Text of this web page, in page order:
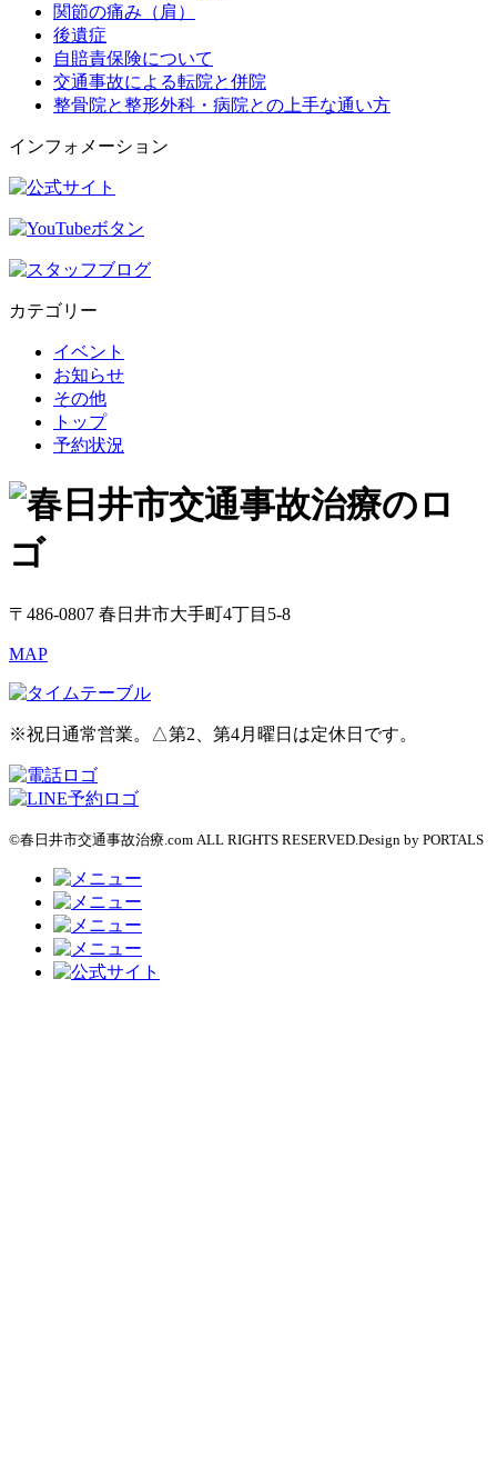
関節の痛み（肩）
後遺症
自賠責保険について
交通事故による転院と併院
整骨院と整形外科・病院との上手な通い方
インフォメーション
カテゴリー
イベント
お知らせ
その他
トップ
予約状況
〒486-0807 春日井市大手町4丁目5-8
MAP
※祝日通常営業。△第2、第4月曜日は定休日です。
©春日井市交通事故治療.com ALL RIGHTS RESERVED.Design by PORTALS